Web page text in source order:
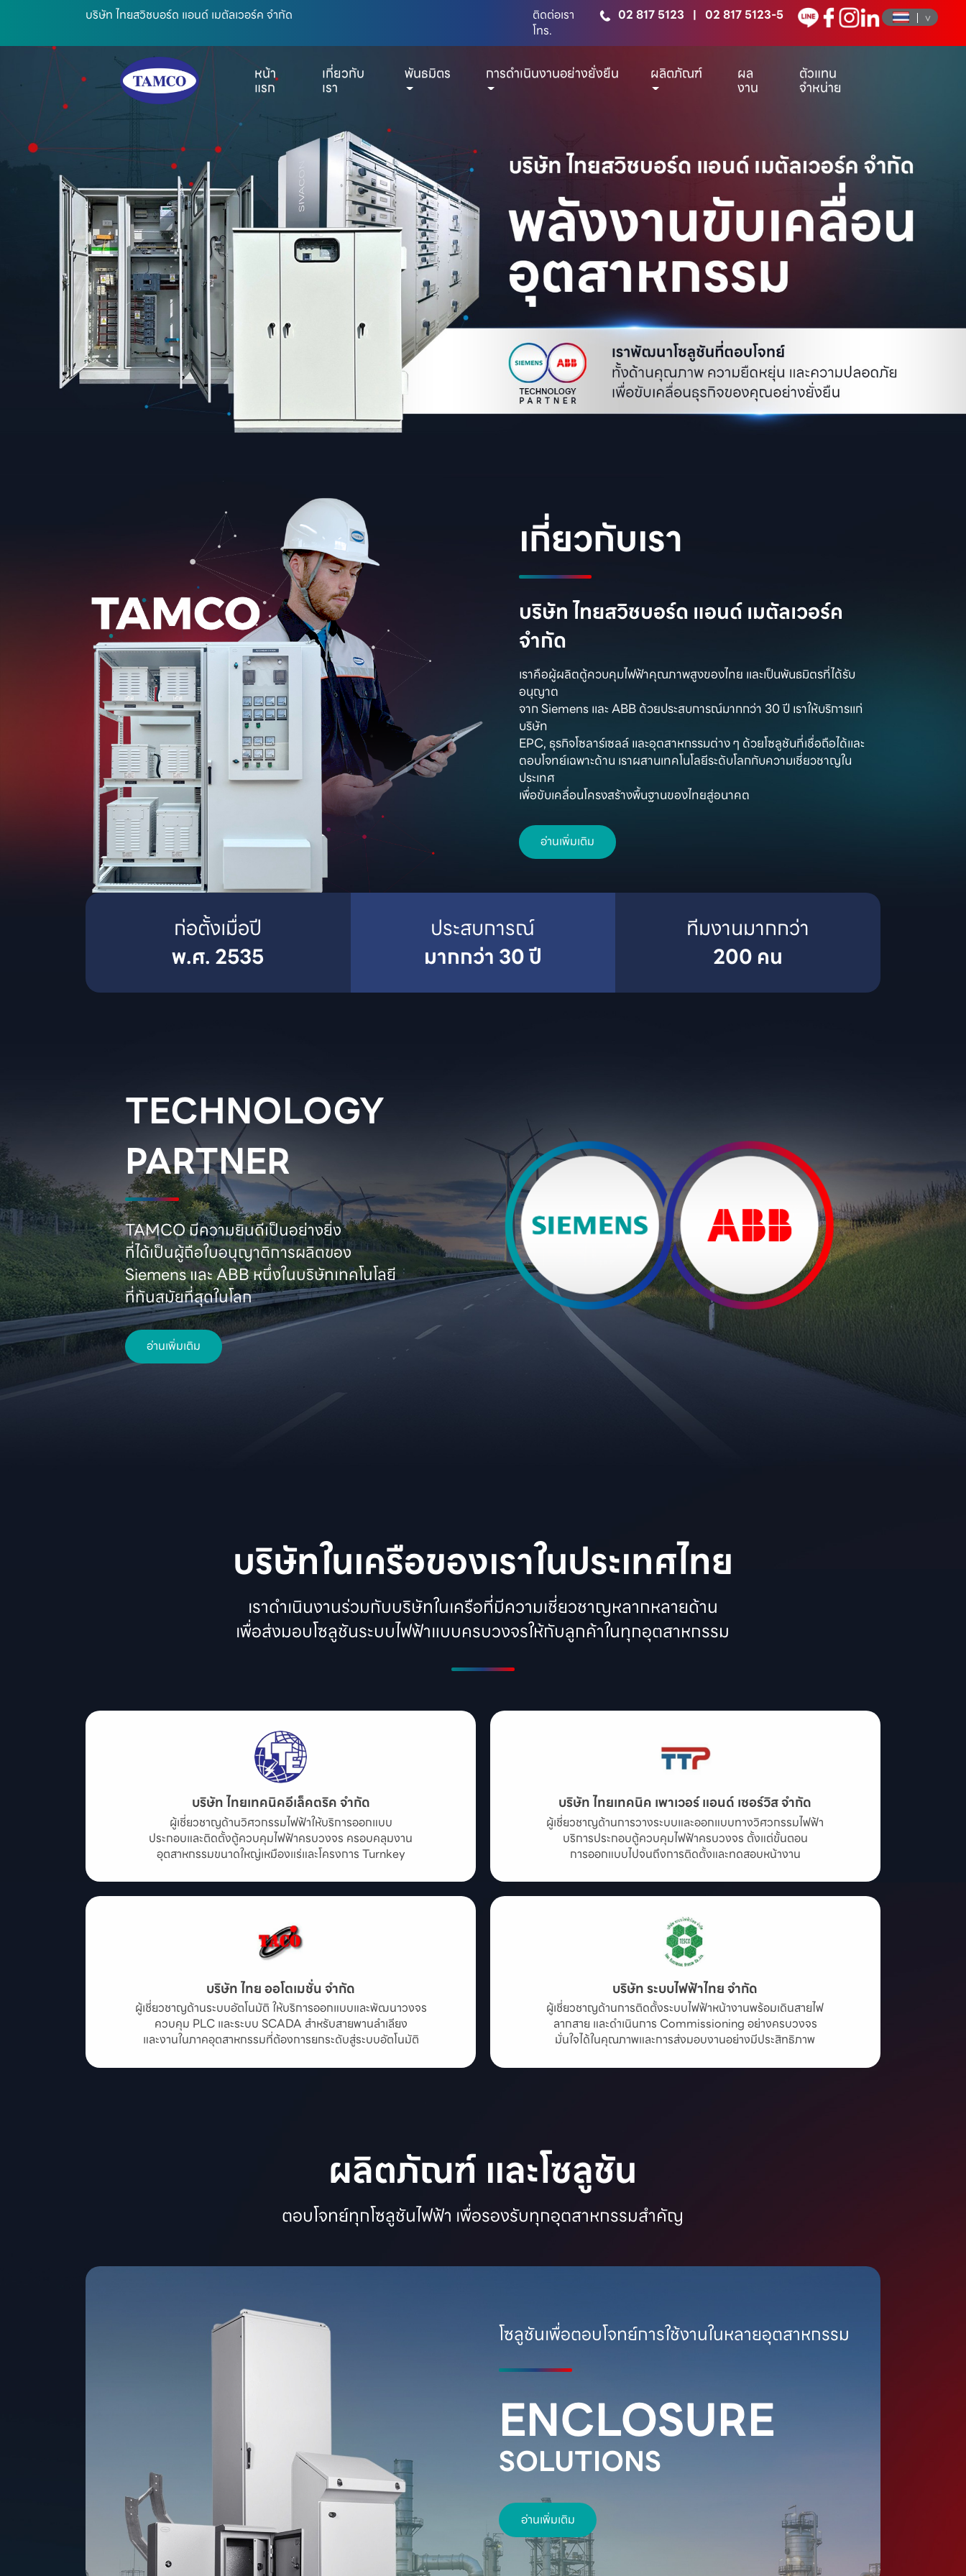
บริษัท ไทยสวิชบอร์ด แอนด์ เมตัลเวอร์ค จำกัด
ติดต่อเรา
โทร.
02 817 5123 |02 817 5123-5
หน้า
แรก
เกี่ยวกับ
เรา
พันธมิตร การดำเนินงานอย่างยั่งยืน ผลิตภัณฑ์ ผล
งาน
ตัวแทน
จำหน่าย
เกี่ยวกับเรา
บริษัท ไทยสวิชบอร์ด แอนด์ เมตัลเวอร์ค
จำกัด
เราคือผู้ผลิตตู้ควบคุมไฟฟ้าคุณภาพสูงของไทย และเป็นพันธมิตรที่ได้รับ
อนุญาต
จาก Siemens และ ABB ด้วยประสบการณ์มากกว่า 30 ปี เราให้บริการแก่
บริษัท
EPC, ธุรกิจโซลาร์เซลล์ และอุตสาหกรรมต่าง ๆ ด้วยโซลูชันที่เชื่อถือได้และ
ตอบโจทย์เฉพาะด้าน เราผสานเทคโนโลยีระดับโลกกับความเชี่ยวชาญใน
ประเทศ
เพื่อขับเคลื่อนโครงสร้างพื้นฐานของไทยสู่อนาคต
อ่านเพิ่มเติม
พ.ศ. 2535
มากกว่า 30 ปี
200 คน
TECHNOLOGY
PARTNER
TAMCO มีความยินดีเป็นอย่างยิ่ง
ที่ได้เป็นผู้ถือใบอนุญาติการผลิตของ
Siemens และ ABB หนึ่งในบริษัทเทคโนโลยี
ที่ทันสมัยที่สุดในโลก
อ่านเพิ่มเติม
บริษัทในเครือของเราในประเทศไทย
เราดำเนินงานร่วมกับบริษัทในเครือที่มีความเชี่ยวชาญหลากหลายด้าน
เพื่อส่งมอบโซลูชันระบบไฟฟ้าแบบครบวงจรให้กับลูกค้าในทุกอุตสาหกรรม
บริษัท ไทยเทคนิคอีเล็คตริค จำกัด
ผู้เชี่ยวชาญด้านวิศวกรรมไฟฟ้าให้บริการออกแบบ
ประกอบและติดตั้งตู้ควบคุมไฟฟ้าครบวงจร ครอบคลุมงาน
อุตสาหกรรมขนาดใหญ่เหมืองแร่และโครงการ Turnkey
บริษัท ไทยเทคนิค เพาเวอร์ แอนด์ เซอร์วิส จำกัด
ผู้เชี่ยวชาญด้านการวางระบบและออกแบบทางวิศวกรรมไฟฟ้า
บริการประกอบตู้ควบคุมไฟฟ้าครบวงจร ตั้งแต่ขั้นตอน
การออกแบบไปจนถึงการติดตั้งและทดสอบหน้างาน
บริษัท ไทย ออโตเมชั่น จำกัด
ผู้เชี่ยวชาญด้านระบบอัตโนมัติ ให้บริการออกแบบและพัฒนาวงจร
ควบคุม PLC และระบบ SCADA สำหรับสายพานลำเลียง
และงานในภาคอุตสาหกรรมที่ต้องการยกระดับสู่ระบบอัตโนมัติ
บริษัท ระบบไฟฟ้าไทย จำกัด
ผู้เชี่ยวชาญด้านการติดตั้งระบบไฟฟ้าหน้างานพร้อมเดินสายไฟ
ลากสาย และดำเนินการ Commissioning อย่างครบวงจร
มั่นใจได้ในคุณภาพและการส่งมอบงานอย่างมีประสิทธิภาพ
ผลิตภัณฑ์ และโซลูชัน
ตอบโจทย์ทุกโซลูชันไฟฟ้า เพื่อรองรับทุกอุตสาหกรรมสำคัญ
โซลูชันเพื่อตอบโจทย์การใช้งานในหลายอุตสาหกรรม
ENCLOSURE
SOLUTIONS
อ่านเพิ่มเติม